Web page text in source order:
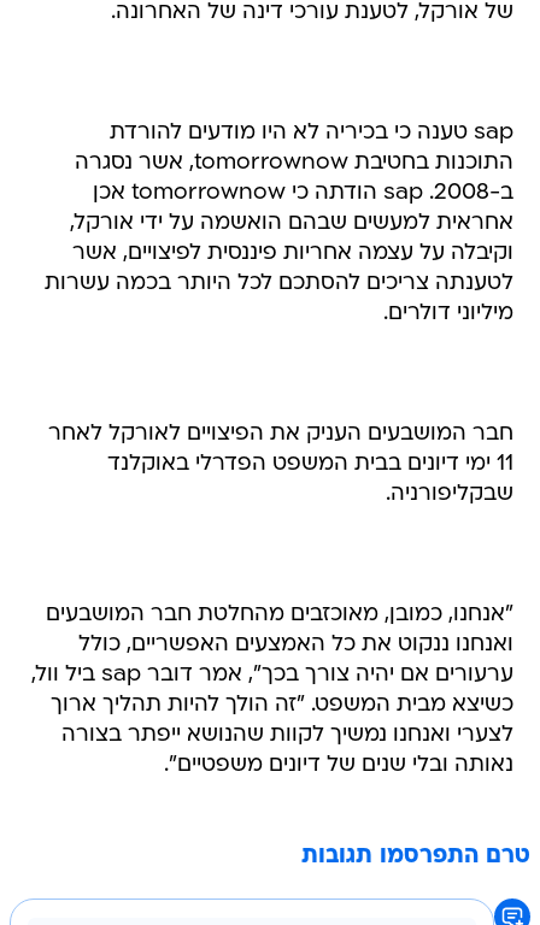
של אורקל, לטענת עורכי דינה של האחרונה.
sap טענה כי בכיריה לא היו מודעים להורדת
התוכנות בחטיבת tomorrownow, אשר נסגרה
ב-2008. sap הודתה כי tomorrownow אכן
אחראית למעשים שבהם הואשמה על ידי אורקל,
וקיבלה על עצמה אחריות פיננסית לפיצויים, אשר
לטענתה צריכים להסתכם לכל היותר בכמה עשרות
מיליוני דולרים.
חבר המושבעים העניק את הפיצויים לאורקל לאחר
11 ימי דיונים בבית המשפט הפדרלי באוקלנד
שבקליפורניה.
"אנחנו, כמובן, מאוכזבים מהחלטת חבר המושבעים
ואנחנו ננקוט את כל האמצעים האפשריים, כולל
ערעורים אם יהיה צורך בכך", אמר דובר sap ביל וול,
כשיצא מבית המשפט. "זה הולך להיות תהליך ארוך
לצערי ואנחנו נמשיך לקוות שהנושא ייפתר בצורה
נאותה ובלי שנים של דיונים משפטיים".
טרם התפרסמו תגובות